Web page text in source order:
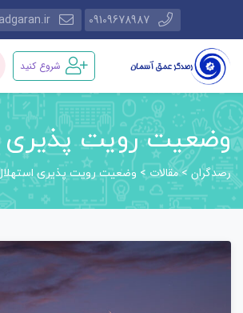
09109678987
شروع کنید
وضعیت رویت پذیری
رصدگران>مقالات> وضعیت رویت پذیری